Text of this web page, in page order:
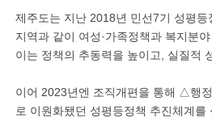
제주도는 지난 2018년 민선7기 성평
지역과 같이 여성·가족정책과 복지분
이는 정책의 추동력을 높이고, 실질적
이어 2023년엔 조직개편을 통해 △행
로 이원화됐던 성평등정책 추진체계를